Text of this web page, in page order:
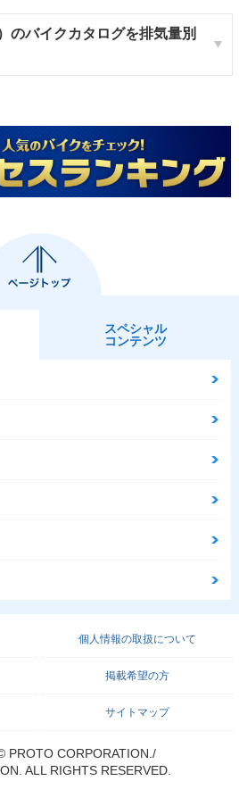
のバイクカタログを排気量別
スペシャル
コンテンツ
個人情報の取扱について
掲載希望の方
サイトマップ
PROTO CORPORATION./
ALL RIGHTS RESERVED.